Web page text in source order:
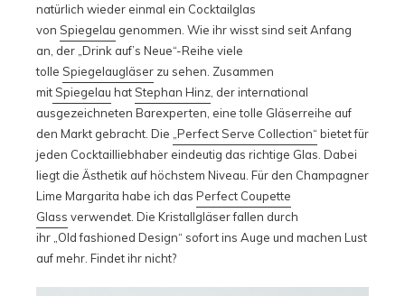
natürlich wieder einmal ein Cocktailglas
von Spiegelau genommen. Wie ihr wisst sind seit Anfang
an, der „Drink auf’s Neue“-Reihe viele
tolle Spiegelaugläser zu sehen. Zusammen
mitSpiegelau hatStephan Hinz , der international
ausgezeichneten Barexperten, eine tolle Gläserreihe auf
den Markt gebracht. Die „Perfect Serve Collection“ bietet für
jeden Cocktailliebhaber eindeutig das richtige Glas. Dabei
liegt die Ästhetik auf höchstem Niveau. Für den Champagner
Lime Margarita habe ich das Perfect Coupette
Glass verwendet. Die Kristallgläser fallen durch
ihr „Old fashioned Design“ sofort ins Auge und machen Lust
auf mehr. Findet ihr nicht?